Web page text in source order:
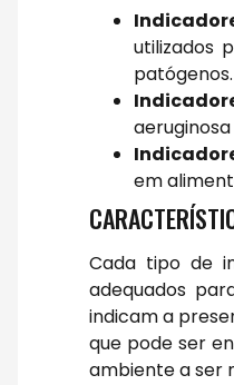
utilizados
patógenos.
em
Cada tipo de
adequados
indicam a
que pode ser
ambiente a ser